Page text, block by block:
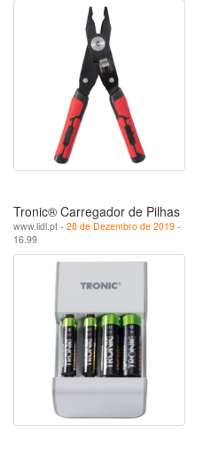
Tronic® Carregador de Pilhas
www.lidl.pt - 28 de Dezembro de 2019 -
16.99